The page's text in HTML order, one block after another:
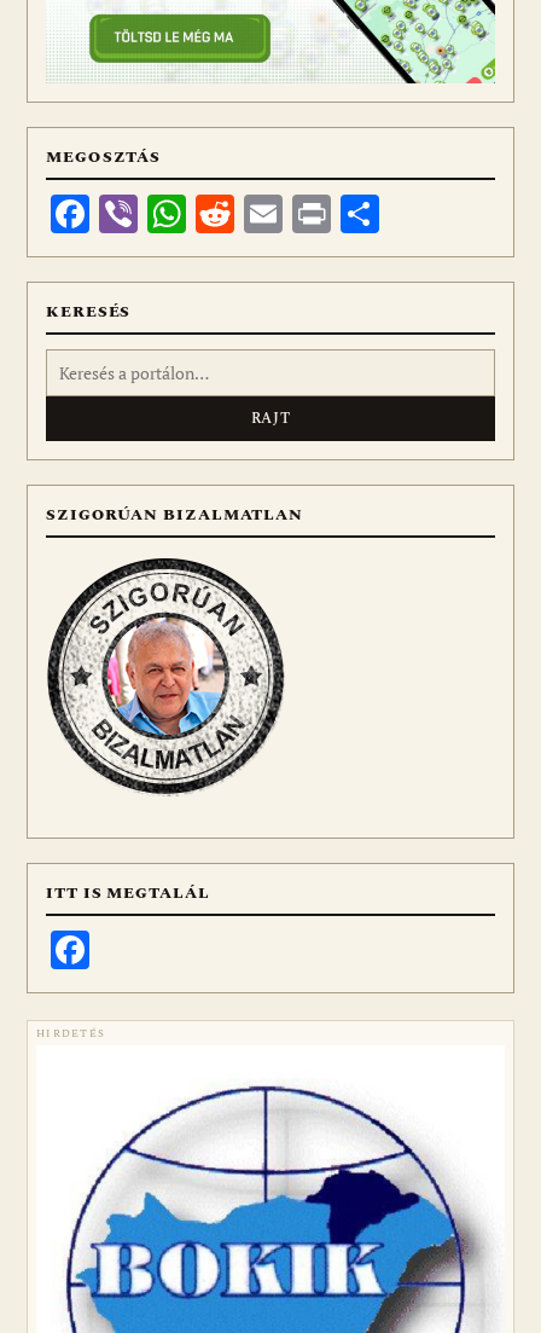
MEGOSZTÁS
Facebook
ViberWhatsApp
Reddit
Email
Print
meg
KERESÉS
Keresés:
SZIGORÚAN BIZALMATLAN
ITT IS MEGTALÁL
HIRDETÉS